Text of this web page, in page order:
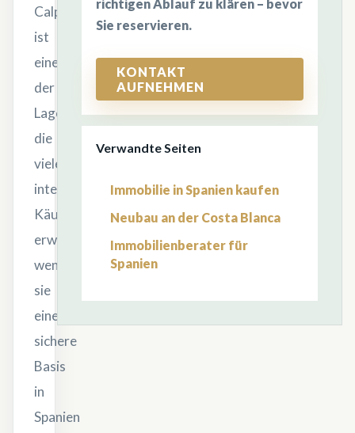
Calpe
ist
eine
der
Lagen,
die
viele
internationale
Käufer
erwägen,
wenn
sie
eine
sichere
Basis
in
Spanien
richtigen Ablauf zu klären – bevor
Sie reservieren.
KONTAKT
AUFNEHMEN
Verwandte Seiten
Immobilie in Spanien kaufen
Neubau an der Costa Blanca
Immobilienberater für
Spanien